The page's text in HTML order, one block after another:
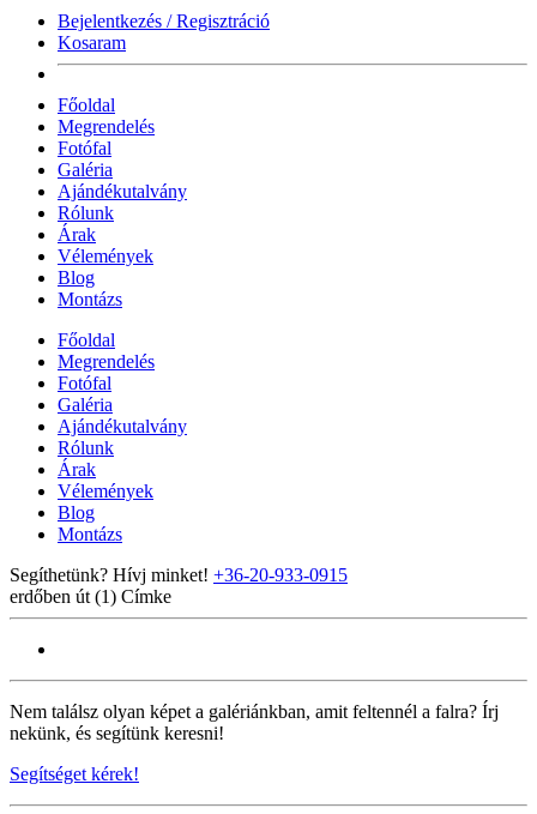
Bejelentkezés / Regisztráció
Kosaram
Főoldal
Megrendelés
Fotófal
Galéria
Ajándékutalvány
Rólunk
Árak
Vélemények
Blog
Montázs
Főoldal
Megrendelés
Fotófal
Galéria
Ajándékutalvány
Rólunk
Árak
Vélemények
Blog
Montázs
Segíthetünk? Hívj minket! +36-20-933-0915
erdőben út (1) Címke
Nem találsz olyan képet a galériánkban, amit feltennél a falra? Írj
nekünk, és segítünk keresni!
Segítséget kérek!